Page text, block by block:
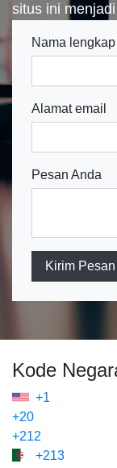
situs ini
Nama lengkap
Alamat email
Pesan Anda
Kirim Pesan
Kode
+1
+20
+212
+213